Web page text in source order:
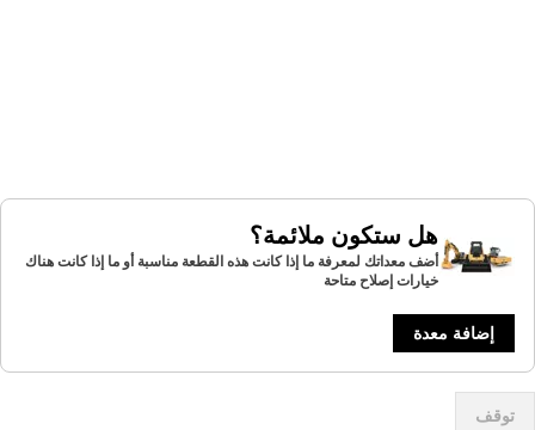
هل ستكون ملائمة؟
أضف معداتك لمعرفة ما إذا كانت هذه القطعة مناسبة أو ما إذا كانت هناك
خيارات إصلاح متاحة
إضافة معدة
توقف